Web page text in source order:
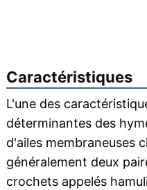
Caractéristiques
L'une des
déterminantes des
d'ailes membraneuses
généralement deux
crochets appelés